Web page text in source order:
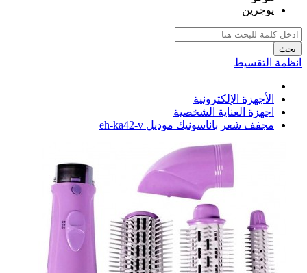
يوجرين
بحث
انظمة التقسيط
الأجهزة الإلكترونية
اجهزة العناية الشخصية
مجفف شعر باناسونيك موديل eh-ka42-v